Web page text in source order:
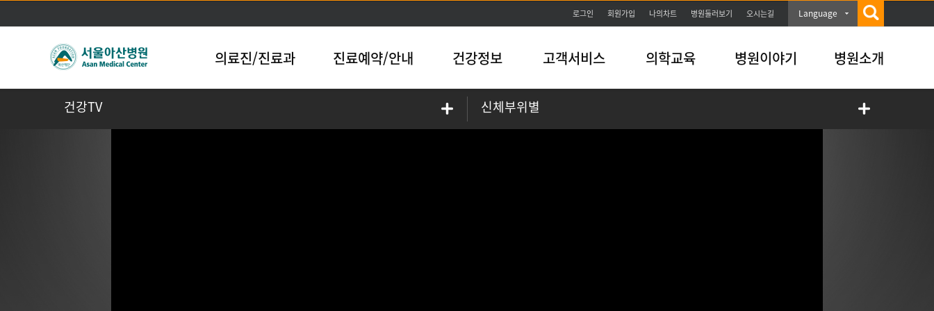
본문바로가기
로그인 회원가입 나의차트 병원둘러보기 오시는길 Language
의료진/진료과 진료예약/안내 건강정보 고객서비스 의학교육 병원이야기 병원소개
건강TV 신체부위별